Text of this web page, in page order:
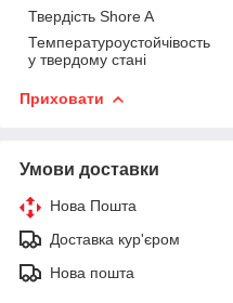
Твердість Shore A
Температуроустойчівость
у твердому стані
Приховати
Умови доставки
Нова Пошта
Доставка кур'єром
Нова пошта